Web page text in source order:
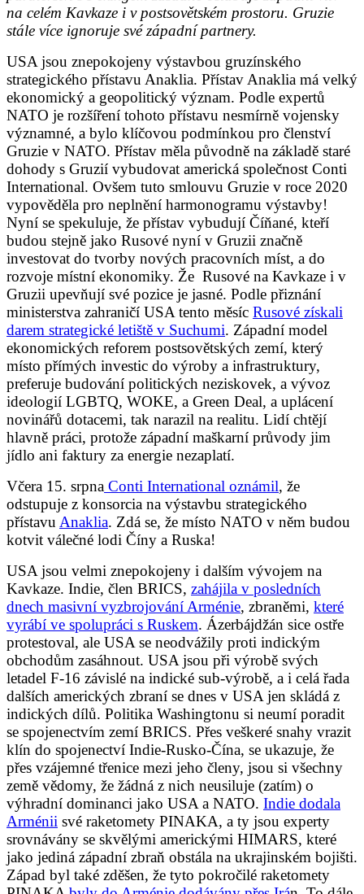
na celém Kavkaze i v postsovětském prostoru. Gruzie
stále více ignoruje své západní partnery.
USA jsou znepokojeny výstavbou gruzínského
strategického přístavu Anaklia. Přístav Anaklia má velký
ekonomický a geopolitický význam. Podle expertů
NATO je rozšíření tohoto přístavu nesmírně vojensky
významné, a bylo klíčovou podmínkou pro členství
Gruzie v NATO. Přístav měla původně na základě staré
dohody s Gruzií vybudovat americká společnost Conti
International. Ovšem tuto smlouvu Gruzie v roce 2020
vypověděla pro neplnění harmonogramu výstavby!
Nyní se spekuluje, že přístav vybudují Číňané, kteří
budou stejně jako Rusové nyní v Gruzii značně
investovat do tvorby nových pracovních míst, a do
rozvoje místní ekonomiky. Že Rusové na Kavkaze i v
Gruzii upevňují své pozice je jasné. Podle přiznání
ministerstva zahraničí USA tento měsíc Rusové získali
darem strategické letiště v Suchumi. Západní model
ekonomických reforem postsovětských zemí, který
místo přímých investic do výroby a infrastruktury,
preferuje budování politických neziskovek, a vývoz
ideologií LGBTQ, WOKE, a Green Deal, a uplácení
novinářů dotacemi, tak narazil na realitu. Lidí chtějí
hlavně práci, protože západní maškarní průvody jim
jídlo ani faktury za energie nezaplatí.
Včera 15. srpna Conti International oznámil, že
odstupuje z konsorcia na výstavbu strategického
přístavu Anaklia. Zdá se, že místo NATO v něm budou
kotvit válečné lodi Číny a Ruska!
USA jsou velmi znepokojeny i dalším vývojem na
Kavkaze. Indie, člen BRICS, zahájila v posledních
dnech masivní vyzbrojování Arménie, zbraněmi, které
vyrábí ve spolupráci s Ruskem. Ázerbájdžán sice ostře
protestoval, ale USA se neodvážily proti indickým
obchodům zasáhnout. USA jsou při výrobě svých
letadel F-16 závislé na indické sub-výrobě, a i celá řada
dalších amerických zbraní se dnes v USA jen skládá z
indických dílů. Politika Washingtonu si neumí poradit
se spojenectvím zemí BRICS. Přes veškeré snahy vrazit
klín do spojenectví Indie-Rusko-Čína, se ukazuje, že
přes vzájemné třenice mezi jeho členy, jsou si všechny
země vědomy, že žádná z nich neusiluje (zatím) o
výhradní dominanci jako USA a NATO. Indie dodala
Arménii své raketomety PINAKA, a ty jsou experty
srovnávány se skvělými americkými HIMARS, které
jako jediná západní zbraň obstála na ukrajinském bojišti.
Západ byl také zděšen, že tyto pokročilé raketomety